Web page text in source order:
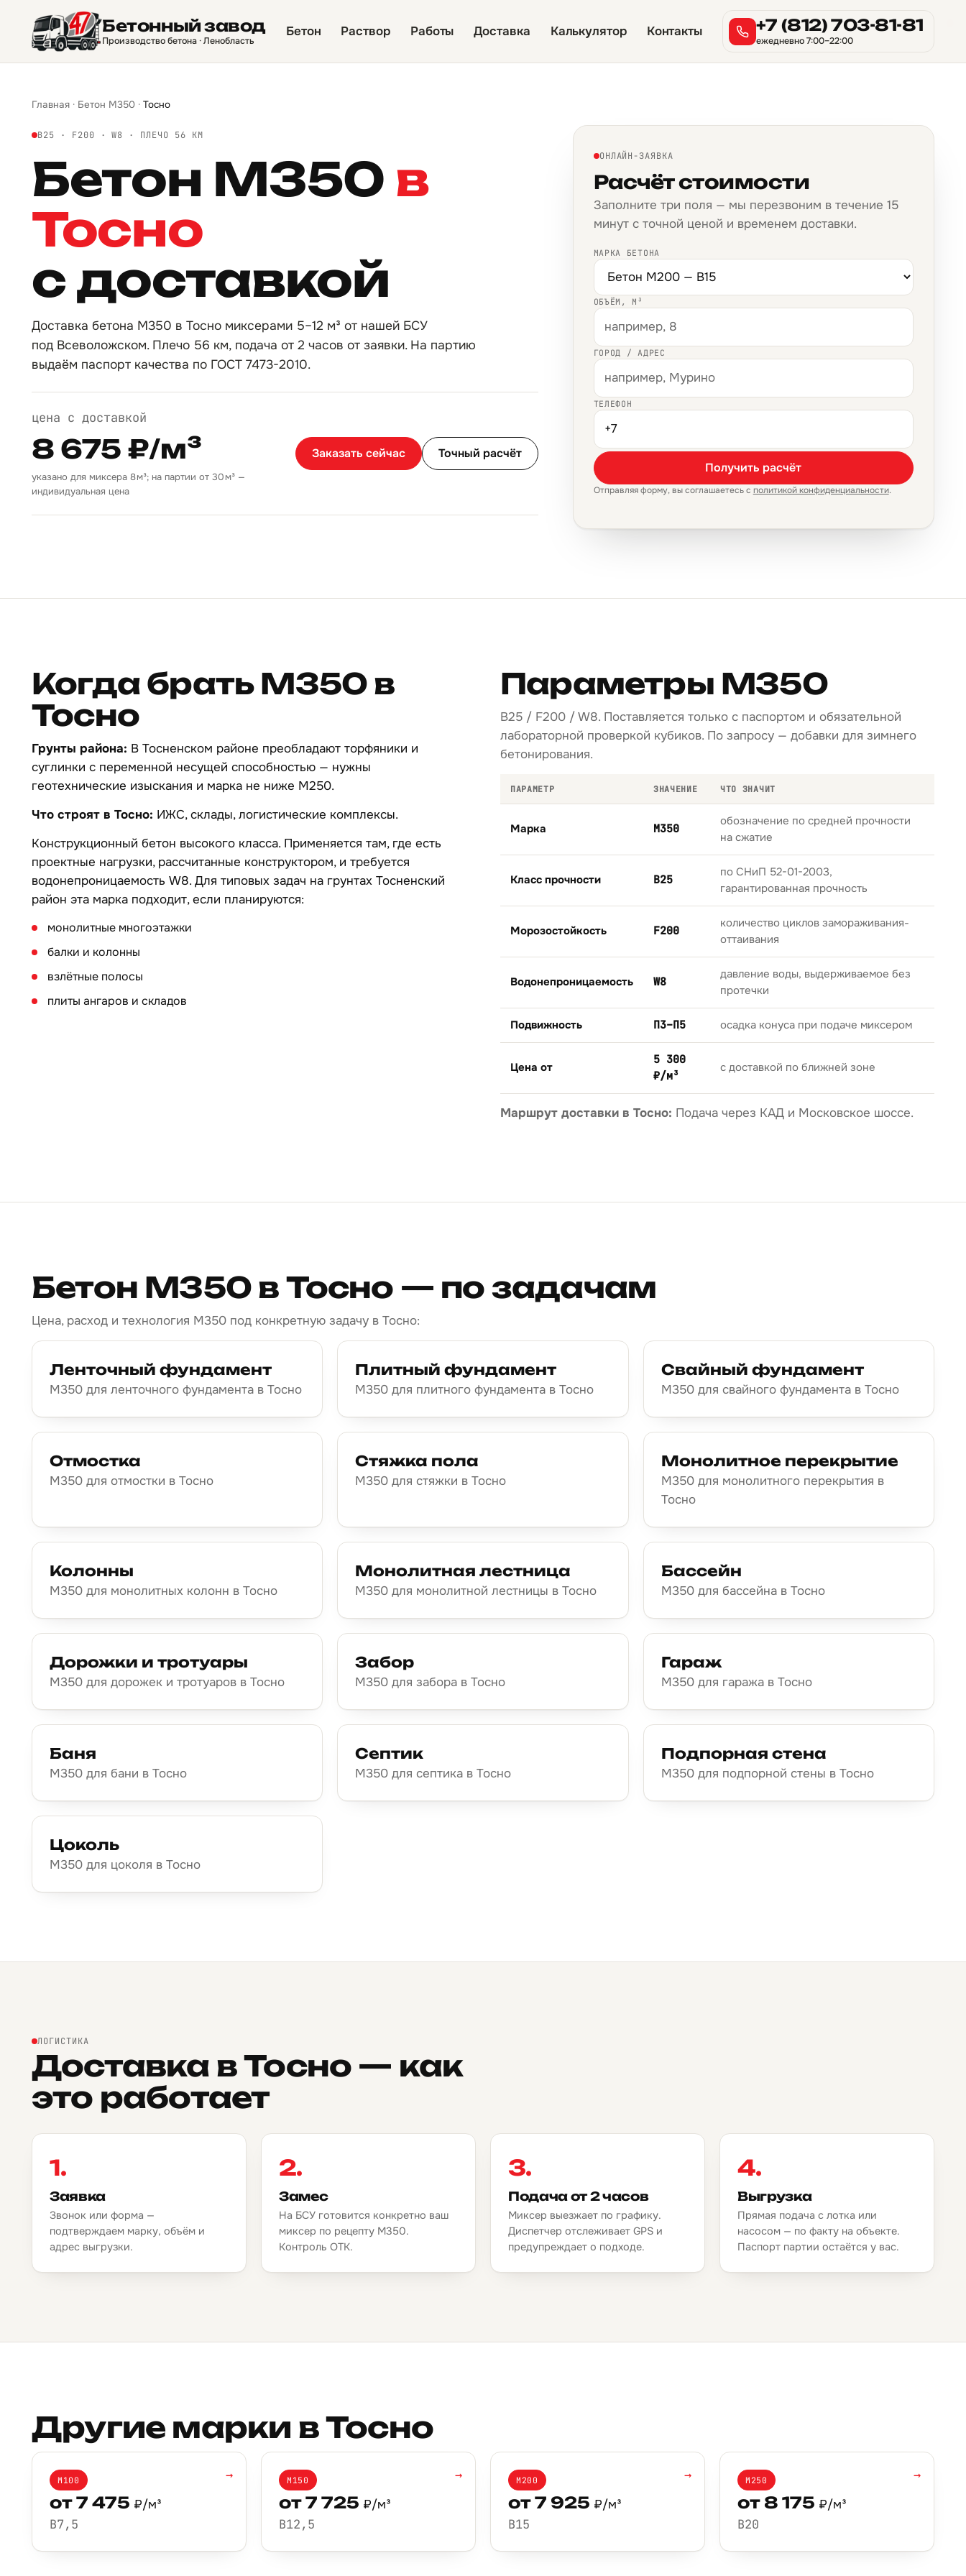
Бетонный завод
Производство бетона · Ленобласть
Бетон Раствор Работы Доставка Калькулятор Контакты +7 (812) 703-81-81
ежедневно 7:00–22:00
Главная · Бетон М350 · Тосно
B25 · F200 · W8 · ПЛЕЧО 56 КМ
Бетон М350 в
Тосно
с доставкой
Доставка бетона М350 в Тосно миксерами 5–12 м³ от нашей БСУ
под Всеволожском. Плечо 56 км, подача от 2 часов от заявки. На партию
выдаём паспорт качества по ГОСТ 7473-2010.
цена с доставкой
8 675 ₽/м³
указано для миксера 8 м³; на партии от 30 м³ —
индивидуальная цена
Заказать сейчас Точный расчёт
ОНЛАЙН-ЗАЯВКА
Расчёт стоимости
Заполните три поля — мы перезвоним в течение 15
минут с точной ценой и временем доставки.
МАРКА БЕТОНА
ОБЪЁМ, М³
ГОРОД / АДРЕС
ТЕЛЕФОН
Получить расчёт
Отправляя форму, вы соглашаетесь с политикой конфиденциальности.
Когда брать М350 в
Тосно
Грунты района: В Тосненском районе преобладают торфяники и
суглинки с переменной несущей способностью — нужны
геотехнические изыскания и марка не ниже М250.
Что строят в Тосно: ИЖС, склады, логистические комплексы.
Конструкционный бетон высокого класса. Применяется там, где есть
проектные нагрузки, рассчитанные конструктором, и требуется
водонепроницаемость W8. Для типовых задач на грунтах Тосненский
район эта марка подходит, если планируются:
монолитные многоэтажки
балки и колонны
взлётные полосы
плиты ангаров и складов
Параметры М350
B25 / F200 / W8. Поставляется только с паспортом и обязательной
лабораторной проверкой кубиков. По запросу — добавки для зимнего
бетонирования.
ПАРАМЕТР ЗНАЧЕНИЕ ЧТО ЗНАЧИТ
Марка М350
обозначение по средней прочности
на сжатие
Класс прочности B25
по СНиП 52-01-2003,
гарантированная прочность
Морозостойкость F200
количество циклов замораживания-
оттаивания
Водонепроницаемость W8
давление воды, выдерживаемое без
протечки
Подвижность П3–П5 осадка конуса при подаче миксером
Цена от
5 300
₽/м³
с доставкой по ближней зоне
Маршрут доставки в Тосно: Подача через КАД и Московское шоссе.
Бетон М350 в Тосно — по задачам
Цена, расход и технология М350 под конкретную задачу в Тосно:
Ленточный фундамент
М350 для ленточного фундамента в Тосно
Плитный фундамент
М350 для плитного фундамента в Тосно
Свайный фундамент
М350 для свайного фундамента в Тосно
Отмостка
М350 для отмостки в Тосно
Стяжка пола
М350 для стяжки в Тосно
Монолитное перекрытие
М350 для монолитного перекрытия в
Тосно
Колонны
М350 для монолитных колонн в Тосно
Монолитная лестница
М350 для монолитной лестницы в Тосно
Бассейн
М350 для бассейна в Тосно
Дорожки и тротуары
М350 для дорожек и тротуаров в Тосно
Забор
М350 для забора в Тосно
Гараж
М350 для гаража в Тосно
Баня
М350 для бани в Тосно
Септик
М350 для септика в Тосно
Подпорная стена
М350 для подпорной стены в Тосно
Цоколь
М350 для цоколя в Тосно
ЛОГИСТИКА
Доставка в Тосно — как
это работает
1.
Заявка
Звонок или форма —
подтверждаем марку, объём и
адрес выгрузки.
2.
Замес
На БСУ готовится конкретно ваш
миксер по рецепту М350.
Контроль ОТК.
3.
Подача от 2 часов
Миксер выезжает по графику.
Диспетчер отслеживает GPS и
предупреждает о подходе.
4.
Выгрузка
Прямая подача с лотка или
насосом — по факту на объекте.
Паспорт партии остаётся у вас.
Другие марки в Тосно
М100
от 7 475 ₽/м³
B7,5
→ М150
от 7 725 ₽/м³
B12,5
→ М200
от 7 925 ₽/м³
B15
→ М250
от 8 175 ₽/м³
B20
→